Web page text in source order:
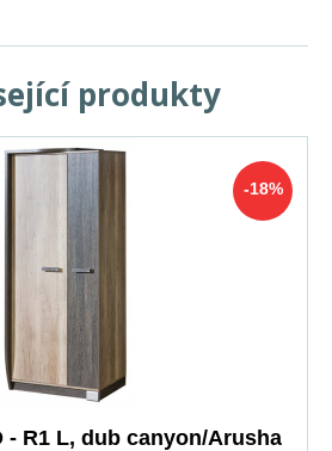
produkty
-18%
- R1 L, dub canyon/Arusha